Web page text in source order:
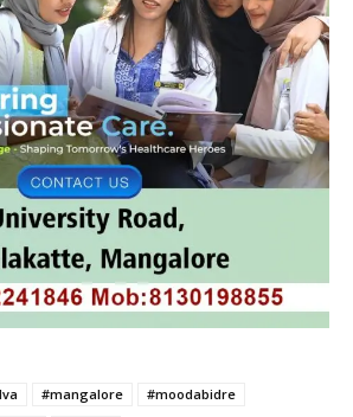
#mangalore
#moodabidre